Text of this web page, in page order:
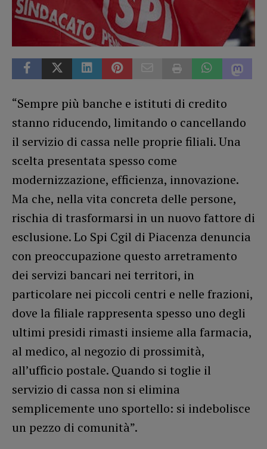
“Sempre più banche e istituti di credito
stanno riducendo, limitando o cancellando
il servizio di cassa nelle proprie filiali. Una
scelta presentata spesso come
modernizzazione, efficienza, innovazione.
Ma che, nella vita concreta delle persone,
rischia di trasformarsi in un nuovo fattore di
esclusione. Lo Spi Cgil di Piacenza denuncia
con preoccupazione questo arretramento
dei servizi bancari nei territori, in
particolare nei piccoli centri e nelle frazioni,
dove la filiale rappresenta spesso uno degli
ultimi presidi rimasti insieme alla farmacia,
al medico, al negozio di prossimità,
all’ufficio postale. Quando si toglie il
servizio di cassa non si elimina
semplicemente uno sportello: si indebolisce
un pezzo di comunità”.